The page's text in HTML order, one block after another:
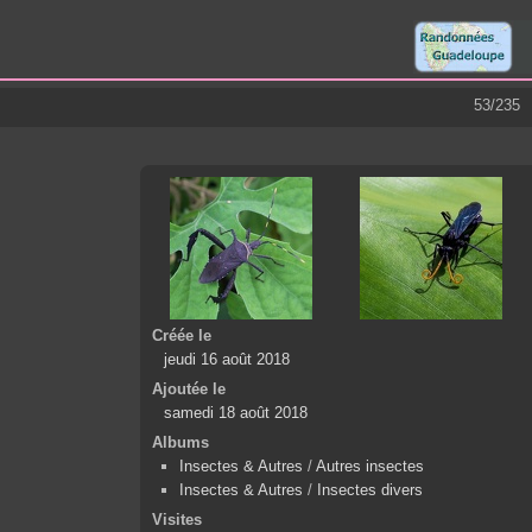
53/235
Créée le
jeudi 16 août 2018
Ajoutée le
samedi 18 août 2018
Albums
Insectes & Autres / Autres insectes
Insectes & Autres / Insectes divers
Visites